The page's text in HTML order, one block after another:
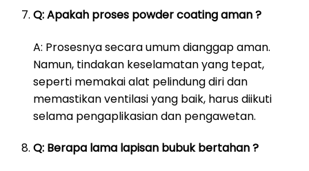
Q: Apakah proses powder coating aman ?
A: Prosesnya secara umum dianggap aman.
Namun, tindakan keselamatan yang tepat,
seperti memakai alat pelindung diri dan
memastikan ventilasi yang baik, harus diikuti
selama pengaplikasian dan pengawetan.
Q: Berapa lama lapisan bubuk bertahan ?